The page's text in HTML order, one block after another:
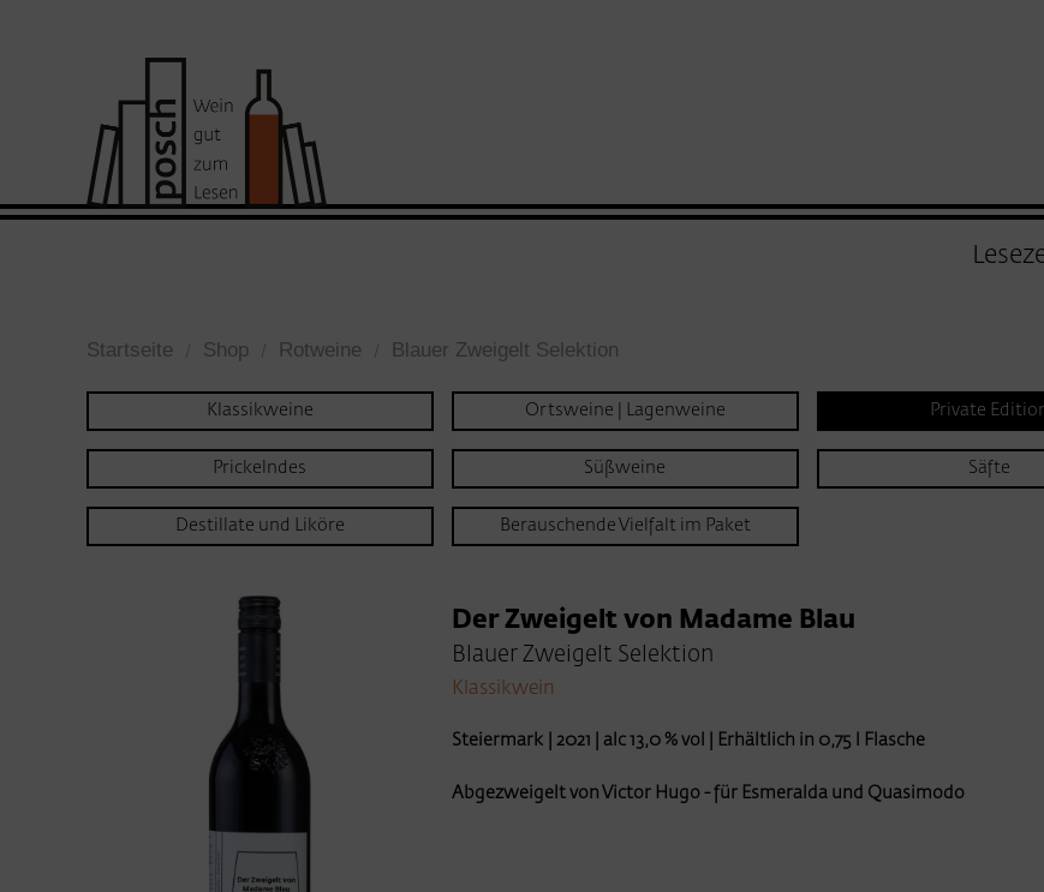
Startseite Shop Rotweine Blauer Zweigelt Selektion
Klassikweine Ortsweine | Lagenweine Private
Prickelndes Süßweine Säfte
Destillate und Liköre Berauschende Vielfalt im Paket
Der Zweigelt von Madame Blau
Blauer Zweigelt Selektion
Klassikwein
Steiermark | 2021 | alc 13,0 % vol | Erhältlich in 0,75 l Flasche
Abgezweigelt von Victor Hugo - für Esmeralda und Quasimodo